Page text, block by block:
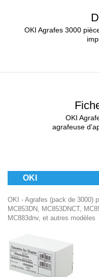
OKI Agrafes 3000
OKI
agrafeuse
OKI
OKI - Agrafes (pack de 3000)
MC853DN, MC853DNCT,
MC883dnv, et autres modèles